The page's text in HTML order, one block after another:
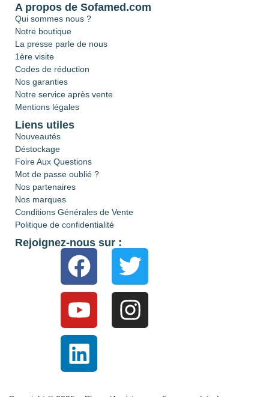
A propos de Sofamed.com
Qui sommes nous ?
Notre boutique
La presse parle de nous
1ère visite
Codes de réduction
Nos garanties
Notre service après vente
Mentions légales
Liens utiles
Nouveautés
Déstockage
Foire Aux Questions
Mot de passe oublié ?
Nos partenaires
Nos marques
Conditions Générales de Vente
Politique de confidentialité
Rejoignez-nous sur :